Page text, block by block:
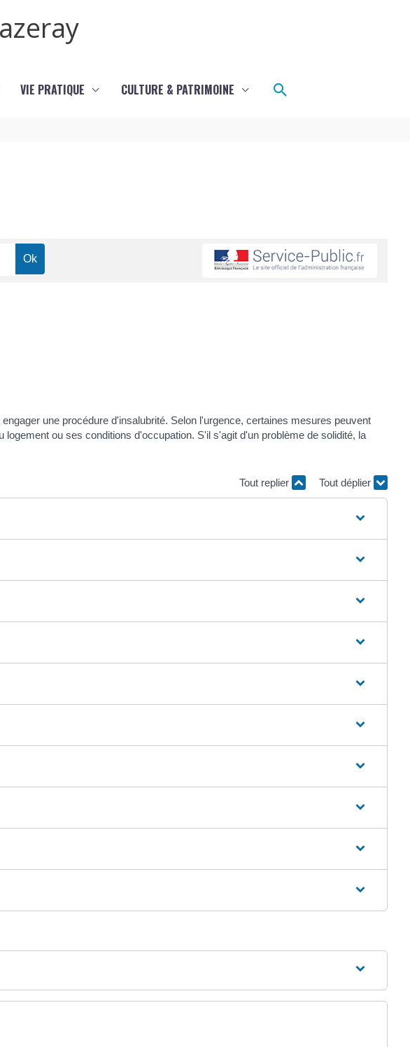
VIE PRATIQUE CULTURE & PATRIMOINE Rechercher
une procédure d'insalubrité. Selon l'urgence, certaines mesures peuvent
ou ses conditions d'occupation. S'il s'agit d'un problème de solidité, la
Tout replier Tout déplier